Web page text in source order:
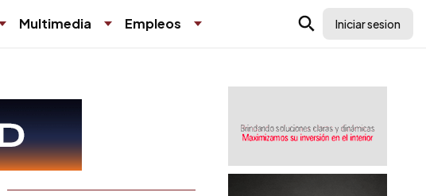
Multimedia Empleos Iniciar sesion